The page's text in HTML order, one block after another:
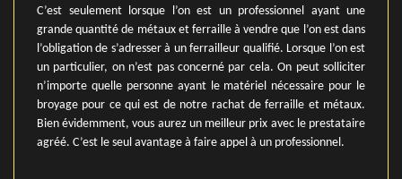
C’est seulement lorsque l’on est un professionnel ayant une
grande quantité de métaux et ferraille à vendre que l’on est dans
l’obligation de s’adresser à un ferrailleur qualifié. Lorsque l’on est
un particulier, on n’est pas concerné par cela. On peut solliciter
n’importe quelle personne ayant le matériel nécessaire pour le
broyage pour ce qui est de notre rachat de ferraille et métaux.
Bien évidemment, vous aurez un meilleur prix avec le prestataire
agréé. C’est le seul avantage à faire appel à un professionnel.